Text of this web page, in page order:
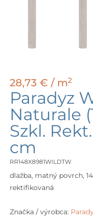
28,73 € / m2
Paradyz
Naturale
Szkl.
cm
RR148X8981WILDTW
dlažba, matný povrch,
rektifikovaná
Značka / výrobca: